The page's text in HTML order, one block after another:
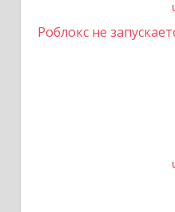
Роблокс не